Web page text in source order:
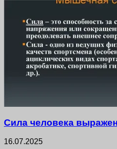
Сила человека
16.07.2025